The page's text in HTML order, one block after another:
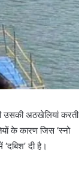
उसकी अठखेलियां करती
के कारण जिस ‘स्नो
दी है।